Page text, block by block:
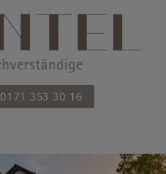
0171 353 30 16